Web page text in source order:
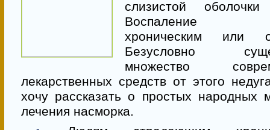
слизистой
Воспаление
хроническим или
Безусловно
множество
лекарственных средств от этого
хочу рассказать о простых народных
лечения насморка.